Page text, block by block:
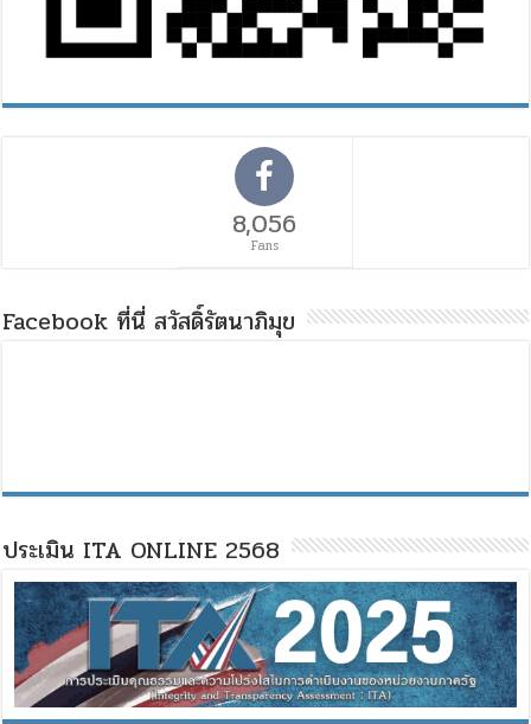
8,056
Fans
Facebook ที่นี่ สวัสดิ์รัตนาภิมุข
ประเมิน ITA ONLINE 2568